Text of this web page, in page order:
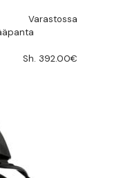
Varastossa
Sh. 392.00€